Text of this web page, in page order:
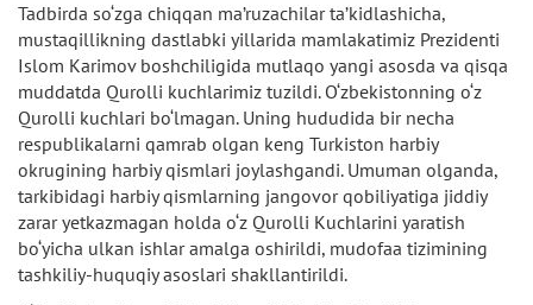
Tadbirda so‘zga chiqqan ma’ruzachilar ta’kidlashicha,
mustaqillikning dastlabki yillarida mamlakatimiz Prezidenti
Islom Karimov boshchiligida mutlaqo yangi asosda va qisqa
muddatda Qurolli kuchlarimiz tuzildi. O‘zbekistonning o‘z
Qurolli kuchlari bo‘lmagan. Uning hududida bir necha
respublikalarni qamrab olgan keng Turkiston harbiy
okrugining harbiy qismlari joylashgandi. Umuman olganda,
tarkibidagi harbiy qismlarning jangovor qobiliyatiga jiddiy
zarar yetkazmagan holda o‘z Qurolli Kuchlarini yaratish
bo‘yicha ulkan ishlar amalga oshirildi, mudofaa tizimining
tashkiliy-huquqiy asoslari shakllantirildi.